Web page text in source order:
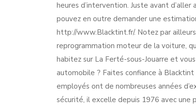
heures d’intervention. Juste avant
pouvez en outre demander une
http://www.Blacktint.fr/. Notez par
reprogrammation moteur de la voiture,
habitez sur La Ferté-sous-Jouarre et
automobile ? Faites confiance à
employés ont de nombreuses années
sécurité, il excelle depuis 1976 avec une